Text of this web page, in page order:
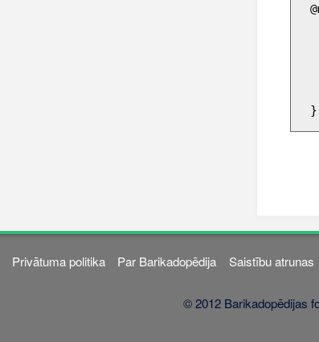
Privātuma politika Par Barikadopēdija Saistību atrunas
© 2012 Barikadopēdijas